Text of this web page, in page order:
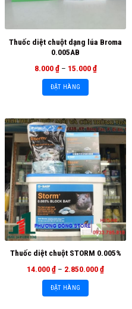
Thuốc diệt chuột dạng lúa Broma
0.005AB
8.000₫ – 15.000₫
ĐẶT HÀNG
Thuốc diệt chuột STORM 0.005%
14.000₫ – 2.850.000₫
ĐẶT HÀNG